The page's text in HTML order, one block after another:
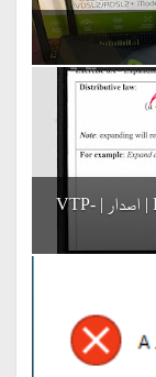
شاشه تفاعليه من شركة بروميثيان | Promethean | اصدار | VTP-